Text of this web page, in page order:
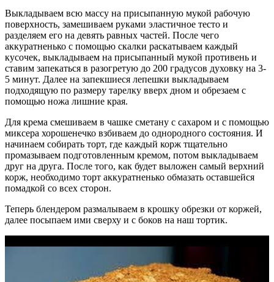
Выкладываем всю массу на присыпанную мукой рабочую
поверхность, замешиваем руками эластичное тесто и
разделяем его на девять равных частей. После чего
аккуратненько с помощью скалки раскатываем каждый
кусочек, выкладываем на присыпанный мукой противень и
ставим запекаться в разогретую до 200 градусов духовку на 3-
5 минут. Далее на запекшиеся лепешки выкладываем
подходящую по размеру тарелку вверх дном и обрезаем с
помощью ножа лишние края.
Для крема смешиваем в чашке сметану с сахаром и с помощью
миксера хорошенечко взбиваем до однородного состояния. И
начинаем собирать торт, где каждый корж тщательно
промазываем подготовленным кремом, потом выкладываем
друг на друга. После того, как будет выложен самый верхний
корж, необходимо торт аккуратненько обмазать оставшейся
помадкой со всех сторон.
Теперь блендером размалываем в крошку обрезки от коржей,
далее посыпаем ими сверху и с боков на наш тортик.